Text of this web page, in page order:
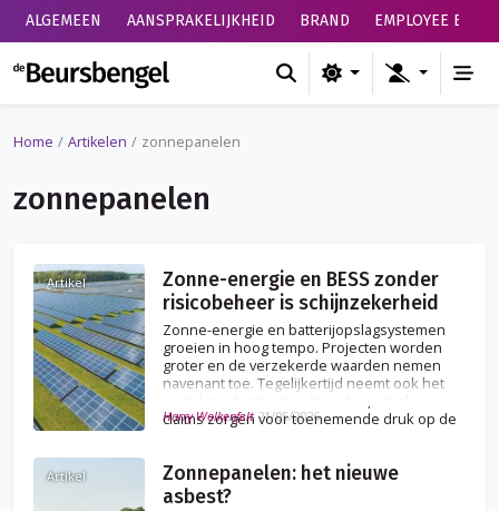
ALGEMEEN AANSPRAKELIJKHEID BRAND EMPLOYEE
de Beursbengel
Home Artikelen zonnepanelen
zonnepanelen
Artikel
Zonne-energie en BESS zonder
risicobeheer is schijnzekerheid
Zonne-energie en batterijopslagsystemen
groeien in hoog tempo. Projecten worden
groter en de verzekerde waarden nemen
navenant toe. Tegelijkertijd neemt ook het
claims zorgen voor toenemende druk op de
Harry Wolkenfelt 21/05/2026
Artikel
Zonnepanelen: het nieuwe
asbest?